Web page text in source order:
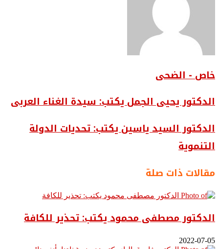
خاص - الضحى
الدكتور يحيى الجمل يكتب: سيدة الغناء العربى
الدكتور السيد ياسين يكتب: تحديات الدولة
التنموية
مقالات ذات صلة
الدكتور مصطفى محمود يكتب: تحذير للكافة
2022-07-05